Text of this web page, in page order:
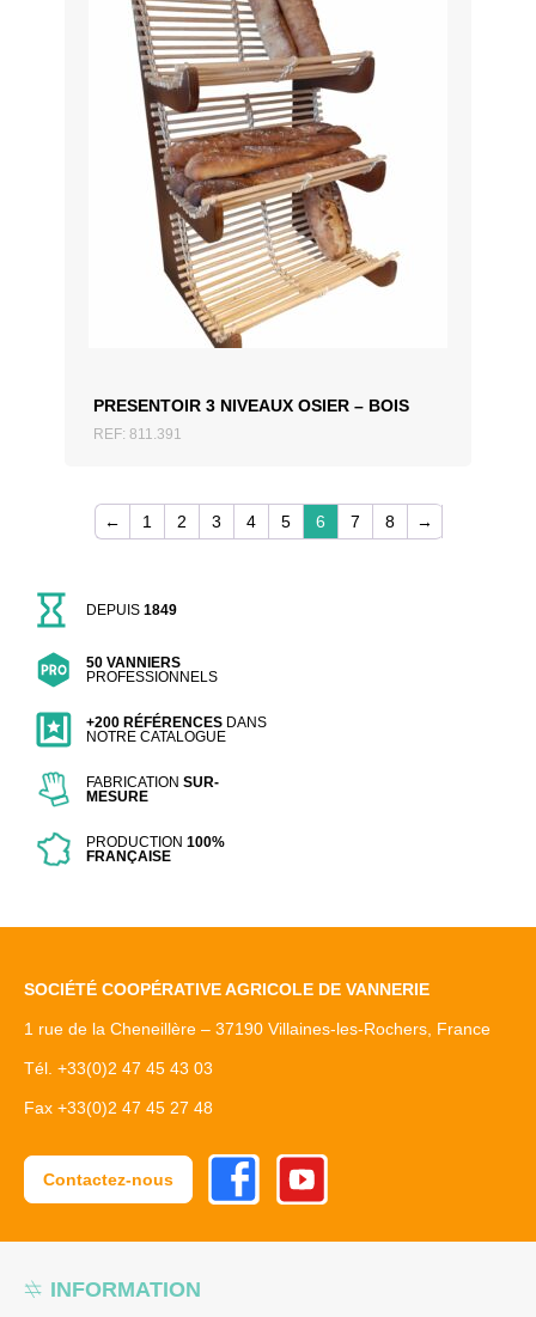
PRESENTOIR 3 NIVEAUX OSIER – BOIS
REF: 811.391
AJOUTER AU DEVIS
← 1 2 3 4 5 6 7 8 →
DEPUIS1849
50 VANNIERS
PROFESSIONNELS
+200 RÉFÉRENCES DANS
NOTRE CATALOGUE
FABRICATIONSUR-
MESURE
PRODUCTION100%
FRANÇAISE
INFORMATION
SOCIÉTÉ COOPÉRATIVE AGRICOLE DE VANNERIE
1 rue de la Cheneillère – 37190 Villaines-les-Rochers, France
Tél. +33(0)2 47 45 43 03
Fax +33(0)2 47 45 27 48
Contactez-nous
FacebookYoutube